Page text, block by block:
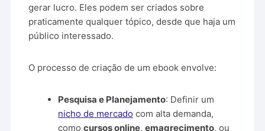
gerar lucro. Eles podem ser criados sobre
praticamente qualquer tópico, desde que haja um
público interessado.
O processo de criação de um ebook envolve:
Pesquisa e Planejamento: Definir um
nicho de mercado com alta demanda,
comocursos online,emagrecimento, ou